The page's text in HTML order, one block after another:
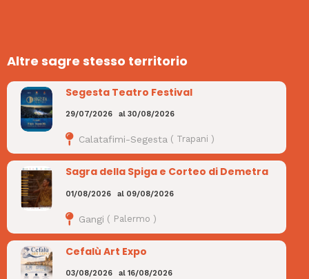
Altre sagre stesso territorio
Segesta Teatro Festival
29/07/2026 al30/08/2026
Calatafimi-Segesta ( Trapani )
Sagra della Spiga e Corteo di Demetra
01/08/2026 al 09/08/2026
Gangi ( Palermo )
Cefalù Art Expo
03/08/2026 al16/08/2026